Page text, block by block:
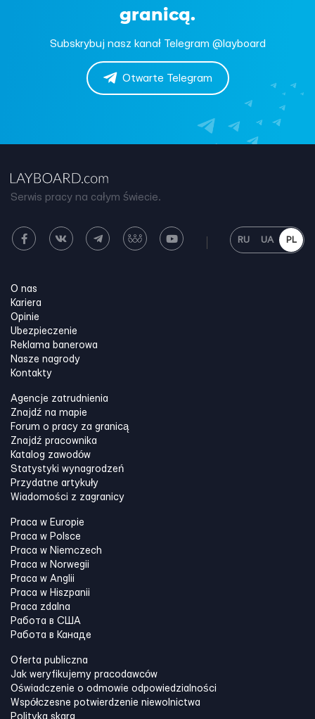
granicą.
Subskrybuj nasz kanał Telegram @layboard
Otwarte Telegram
Serwis pracy na całym świecie.
RU UA PL
O nas
Kariera
Opinie
Ubezpieczenie
Reklama banerowa
Nasze nagrody
Kontakty
Agencje zatrudnienia
Znajdź na mapie
Forum o pracy za granicą
Znajdź pracownika
Katalog zawodów
Statystyki wynagrodzeń
Przydatne artykuły
Wiadomości z zagranicy
Praca w Europie
Praca w Polsce
Praca w Niemczech
Praca w Norwegii
Praca w Anglii
Praca w Hiszpanii
Praca zdalna
Работа в США
Работа в Канадe
Oferta publiczna
Jak weryfikujemy pracodawców
Oświadczenie o odmowie odpowiedzialności
Współczesne potwierdzenie niewolnictwa
Polityka skarg